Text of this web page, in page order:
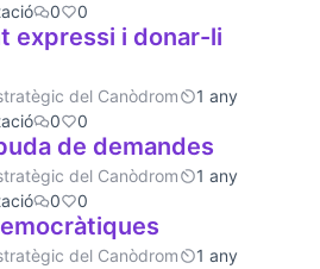
0 0
expressi i donar-li
del Canòdrom
1 any
0 0
de demandes
del Canòdrom
1 any
0 0
del Canòdrom
1 any